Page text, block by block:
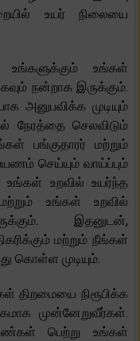
உயர் நிலையை
உங்கள்
நன்றாக இருக்கும்.
அனுபவிக்க முடியும்
நேரத்தை செலவிடும்
பங்குதாரர் மற்றும்
செய்யும் வாய்ப்பும்
உறவில் உயர்ந்த
மற்றும் உங்கள் உறவில்
இதனுடன்,
மற்றும் நீங்கள்
கொள்ள முடியும்.
திறமையை நிரூபிக்க
முன்னேறுவீர்கள்.
பெற்று உங்கள்